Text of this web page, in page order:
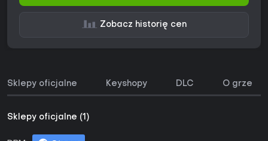
Zobacz historię cen
Sklepy oficjalne Keyshopy DLC O grze
Sklepy oficjalne (1)